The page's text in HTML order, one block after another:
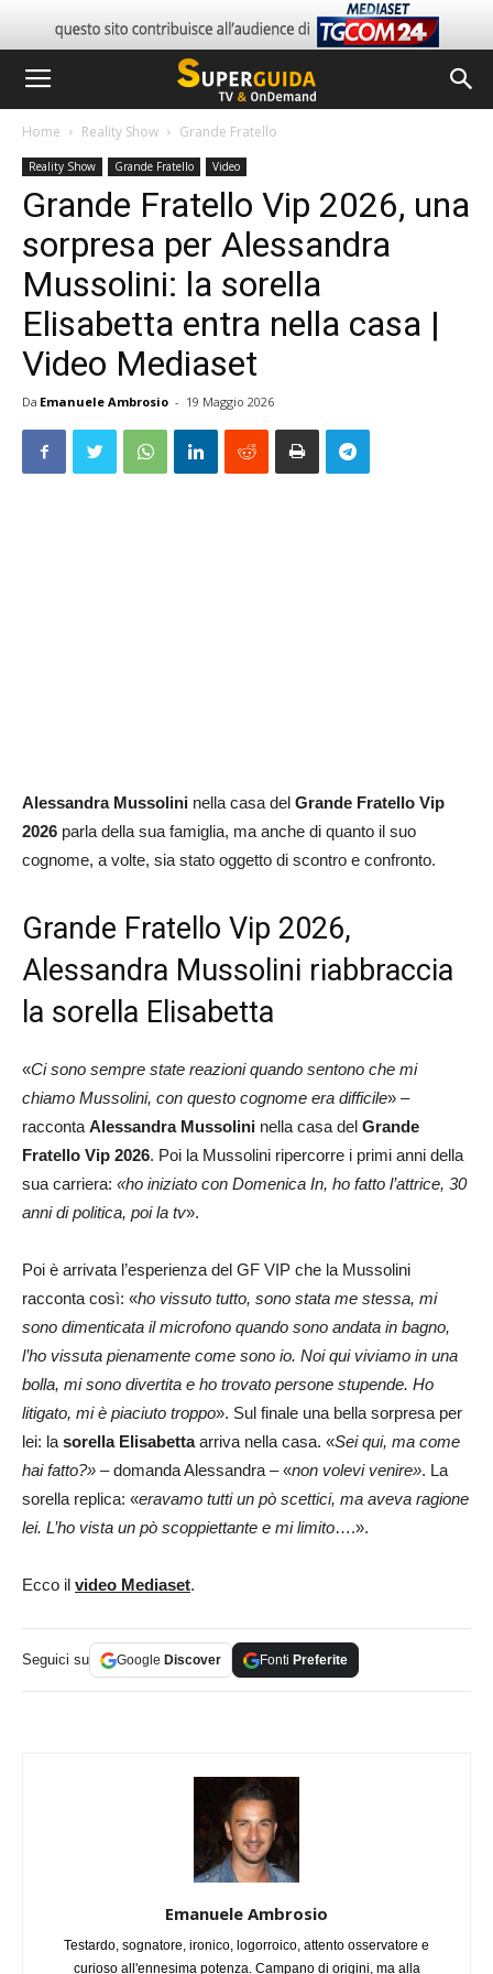
Home Reality Show Grande Fratello
Reality Show Grande Fratello Video
Grande Fratello Vip 2026, una
sorpresa per Alessandra
Mussolini: la sorella
Elisabetta entra nella casa |
Video Mediaset
Da Emanuele Ambrosio - 19 Maggio 2026
Alessandra Mussolini nella casa del Grande Fratello Vip
2026 parla della sua famiglia, ma anche di quanto il suo
cognome, a volte, sia stato oggetto di scontro e confronto.
Grande Fratello Vip 2026,
Alessandra Mussolini riabbraccia
la sorella Elisabetta
«Ci sono sempre state reazioni quando sentono che mi
chiamo Mussolini, con questo cognome era difficile» –
raccontaAlessandra Mussolini nella casa del Grande
Fratello Vip 2026. Poi la Mussolini ripercorre i primi anni della
sua carriera: «ho iniziato con Domenica In, ho fatto l’attrice, 30
anni di politica, poi la tv».
Poi è arrivata l’esperienza del GF VIP che la Mussolini
racconta così: «ho vissuto tutto, sono stata me stessa, mi
sono dimenticata il microfono quando sono andata in bagno,
l’ho vissuta pienamente come sono io. Noi qui viviamo in una
bolla, mi sono divertita e ho trovato persone stupende. Ho
litigato, mi è piaciuto troppo». Sul finale una bella sorpresa per
lei: lasorella Elisabettaarriva nella casa. «Sei qui, ma come
hai fatto?» – domanda Alessandra – «non volevi venire». La
sorella replica: «eravamo tutti un pò scettici, ma aveva ragione
lei. L’ho vista un pò scoppiettante e mi limito….».
Ecco il video Mediaset.
Seguici su Google Discover Fonti Preferite
Emanuele Ambrosio
Testardo, sognatore, ironico, logorroico, attento osservatore e
curioso all'ennesima potenza. Campano di origini, ma alla